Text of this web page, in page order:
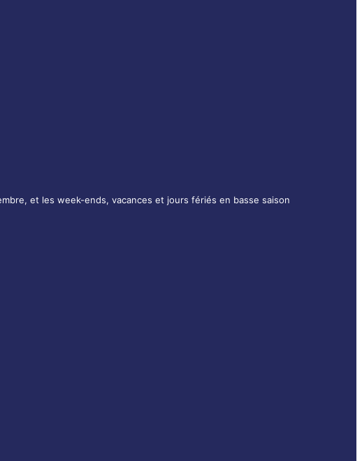
et les week-ends, vacances et jours fériés en basse saison